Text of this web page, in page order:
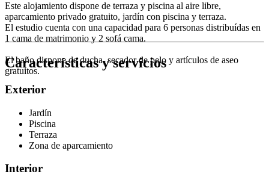
Este alojamiento dispone de terraza y piscina al aire libre,
aparcamiento privado gratuito, jardín con piscina y terraza.
El estudio cuenta con una capacidad para 6 personas distribuídas en
1 cama de matrimonio y 2 sofá cama.
El baño dispone de ducha, secador de pelo y artículos de aseo
gratuitos.
Características y servicios
Exterior
Jardín
Piscina
Terraza
Zona de aparcamiento
Interior